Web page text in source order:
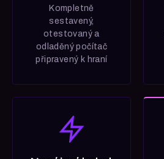
Kompletně
sestavený,
otestovaný a
odladěný počítač
připravený k hraní